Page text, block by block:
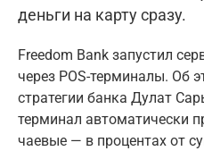
деньги на карту сразу.
Freedom Bank запустил
через POS-терминалы. Об
стратегии банка Дулат
терминал автоматически
чаевые — в процентах от